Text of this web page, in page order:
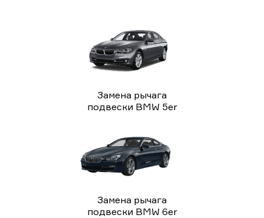
Замена рычага
подвески BMW 5er
Замена рычага
подвески BMW 6er